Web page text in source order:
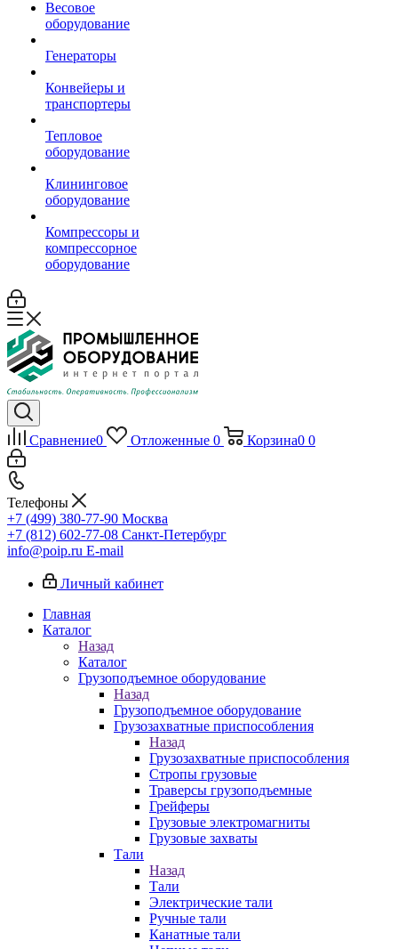
Весовое
оборудование
Генераторы
Конвейеры и
транспортеры
Тепловое
оборудование
Клининговое
оборудование
Компрессоры и
компрессорное
оборудование
Сравнение0 Отложенные 0 Корзина0 0
Телефоны
+7 (499) 380-77-90 Москва
+7 (812) 602-77-08 Санкт-Петербург
info@poip.ru E-mail
Личный кабинет
Главная
Каталог
Назад
Каталог
Грузоподъемное оборудование
Назад
Грузоподъемное оборудование
Грузозахватные приспособления
Назад
Грузозахватные приспособления
Стропы грузовые
Траверсы грузоподъемные
Грейферы
Грузовые электромагниты
Грузовые захваты
Тали
Назад
Тали
Электрические тали
Ручные тали
Канатные тали